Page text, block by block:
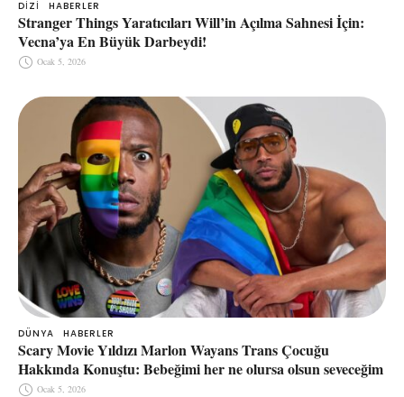
DIZI HABERLER
Stranger Things Yaratıcıları Will’in Açılma Sahnesi İçin:
Vecna’ya En Büyük Darbeydi!
Ocak 5, 2026
DÜNYA HABERLER
Scary Movie Yıldızı Marlon Wayans Trans Çocuğu
Hakkında Konuştu: Bebeğimi her ne olursa olsun seveceğim
Ocak 5, 2026